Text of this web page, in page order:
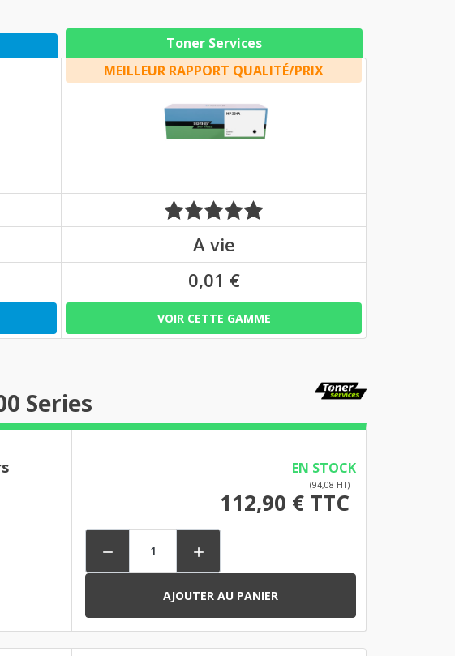
Toner Services
MEILLEUR RAPPORT QUALITÉ/PRIX
A vie
0,01 €
VOIR CETTE GAMME
Series
EN STOCK
(94,08 HT)
112,90 € TTC
 
AJOUTER AU PANIER